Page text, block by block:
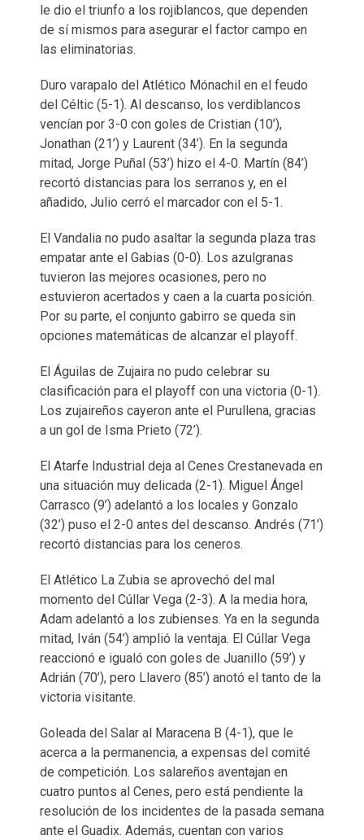
le dio el triunfo a los rojiblancos, que dependen
de sí mismos para asegurar el factor campo en
las eliminatorias.
Duro varapalo del Atlético Mónachil en el feudo
del Céltic (5-1). Al descanso, los verdiblancos
vencían por 3-0 con goles de Cristian (10’),
Jonathan (21’) y Laurent (34’). En la segunda
mitad, Jorge Puñal (53’) hizo el 4-0. Martín (84’)
recortó distancias para los serranos y, en el
añadido, Julio cerró el marcador con el 5-1.
El Vandalia no pudo asaltar la segunda plaza tras
empatar ante el Gabias (0-0). Los azulgranas
tuvieron las mejores ocasiones, pero no
estuvieron acertados y caen a la cuarta posición.
Por su parte, el conjunto gabirro se queda sin
opciones matemáticas de alcanzar el playoff.
El Águilas de Zujaira no pudo celebrar su
clasificación para el playoff con una victoria (0-1).
Los zujaireños cayeron ante el Purullena, gracias
a un gol de Isma Prieto (72’).
El Atarfe Industrial deja al Cenes Crestanevada en
una situación muy delicada (2-1). Miguel Ángel
Carrasco (9’) adelantó a los locales y Gonzalo
(32’) puso el 2-0 antes del descanso. Andrés (71’)
recortó distancias para los ceneros.
El Atlético La Zubia se aprovechó del mal
momento del Cúllar Vega (2-3). A la media hora,
Adam adelantó a los zubienses. Ya en la segunda
mitad, Iván (54’) amplió la ventaja. El Cúllar Vega
reaccionó e igualó con goles de Juanillo (59’) y
Adrián (70’), pero Llavero (85’) anotó el tanto de la
victoria visitante.
Goleada del Salar al Maracena B (4-1), que le
acerca a la permanencia, a expensas del comité
de competición. Los salareños aventajan en
cuatro puntos al Cenes, pero está pendiente la
resolución de los incidentes de la pasada semana
ante el Guadix. Además, cuentan con varios